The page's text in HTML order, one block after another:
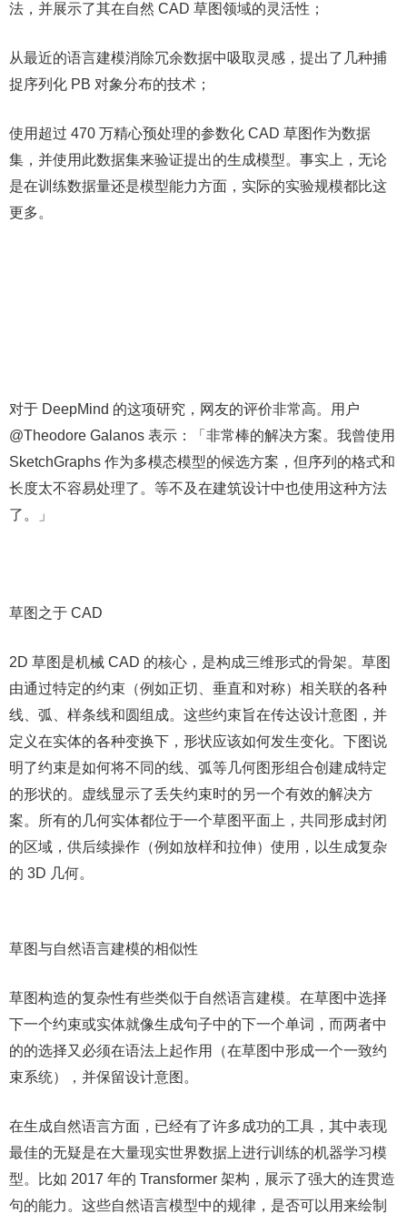
法，并展示了其在自然 CAD 草图领域的灵活性；
从最近的语言建模消除冗余数据中吸取灵感，提出了几种捕
捉序列化 PB 对象分布的技术；
使用超过 470 万精心预处理的参数化 CAD 草图作为数据
集，并使用此数据集来验证提出的生成模型。事实上，无论
是在训练数据量还是模型能力方面，实际的实验规模都比这
更多。
对于 DeepMind 的这项研究，网友的评价非常高。用户
@Theodore Galanos 表示：「非常棒的解决方案。我曾使用
SketchGraphs 作为多模态模型的候选方案，但序列的格式和
长度太不容易处理了。等不及在建筑设计中也使用这种方法
了。」
草图之于 CAD
2D 草图是机械 CAD 的核心，是构成三维形式的骨架。草图
由通过特定的约束（例如正切、垂直和对称）相关联的各种
线、弧、样条线和圆组成。这些约束旨在传达设计意图，并
定义在实体的各种变换下，形状应该如何发生变化。下图说
明了约束是如何将不同的线、弧等几何图形组合创建成特定
的形状的。虚线显示了丢失约束时的另一个有效的解决方
案。所有的几何实体都位于一个草图平面上，共同形成封闭
的区域，供后续操作（例如放样和拉伸）使用，以生成复杂
的 3D 几何。
草图与自然语言建模的相似性
草图构造的复杂性有些类似于自然语言建模。在草图中选择
下一个约束或实体就像生成句子中的下一个单词，而两者中
的的选择又必须在语法上起作用（在草图中形成一个一致约
束系统），并保留设计意图。
在生成自然语言方面，已经有了许多成功的工具，其中表现
最佳的无疑是在大量现实世界数据上进行训练的机器学习模
型。比如 2017 年的 Transformer 架构，展示了强大的连贯造
句的能力。这些自然语言模型中的规律，是否可以用来绘制